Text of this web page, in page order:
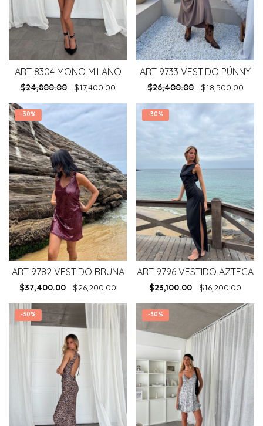
ART 8304 MONO MILANO
$24,800.00 $17,400.00
ART 9733 VESTIDO PÚNNY
$26,400.00 $18,500.00
-30%
ART 9782 VESTIDO BRUNA
$37,400.00 $26,200.00
-30%
ART 9796 VESTIDO AZTECA
$23,100.00 $16,200.00
-30% -30%